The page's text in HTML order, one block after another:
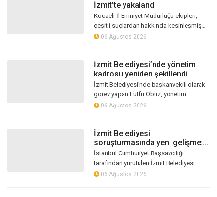
İzmit’te yakalandı
Kocaeli İl Emniyet Müdürlüğü ekipleri,
çeşitli suçlardan hakkında kesinleşmiş
uzun süreli hapis cezası bulunan firari
06 Ağustos 2026
İzmit Belediyesi’nde yönetim
kadrosu yeniden şekillendi
İzmit Belediyesi’nde başkanvekili olarak
görev yapan Lütfü Obuz, yönetim
kadrosunda değişikliğe gitti. Özel Kalem
06 Ağustos 2026
İzmit Belediyesi
soruşturmasında yeni gelişme:
Rüşvet veren şahıs gözaltına
alındı
İstanbul Cumhuriyet Başsavcılığı
tarafından yürütülen İzmit Belediyesi
soruşturması kapsamında, Figan Çetin’in
06 Ağustos 2026